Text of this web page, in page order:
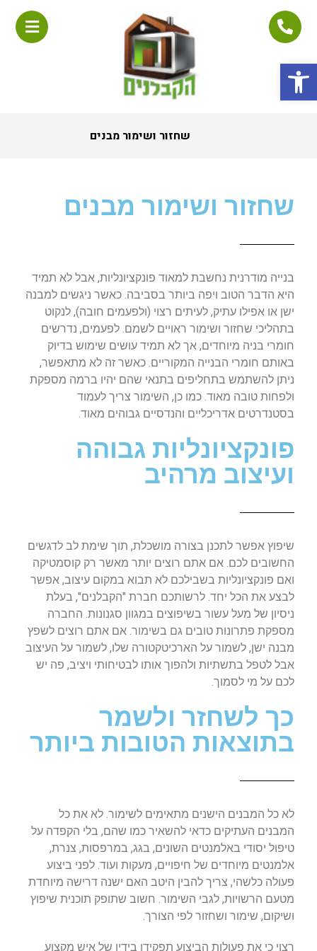
פתח סרגל נגישות
שחזור ושימור מבנים
שחזור ושימור מבנים
בנייה מודרנית נחשבת למאוד פונקציונליות, אבל לא תמיד
היא הדבר הטוב ויפה ביותר בסביבה. כאשר ניגשים למבנה
ישן או אפילו עתיק, לעיתים רצוי (ולפעמים חובה), לנקוט
בתהליכי שחזור ושימור ראויים לשמם. לפעמים, נדרשים
חומרי בניה מיוחדים, אך לא תמיד עושים שימוש בדיוק
באותם חומרי הבנייה המקוריים. כאשר זה לא מתאפשר,
ניתן להשתמש בתחליפים בתנאי שהם יהיו ברמה מספקת
ולפחות טובה מאוד. כמו כן, השימור צריך לעמוד
בסטנדרטים אדריכליים והנדסיים גבוהים מאוד.
פונקציונליות גבוהה
ועיצוב מרהיב
שיפוץ אפשר לתכנן בצורה מושכלת, תוך שימת לב לדגשים
החשובים לכם. אם אתם רוצים יותר מאשר רק קוסמטיקה
ואם פונקציונליות בשבילכם לא תבוא במקום עיצוב, אפשר
לבצע את הכל יחד. לרשותכם חברת "הקבלנים", בעלת
ניסיון של מעל עשור בשיפוצים במגוון סגנונות. החברה
מספקת פתרונות טובים גם בשימור. אם אתם רוצים לשפץ
מבנה ישן, לשמור על הארכיטקטורה שלו, לשמור על העיצוב
אבל לטפל בתשתיות ולהפוך אותו לבטיחותי ויציב, פה יש
לכם על מי לסמוך.
כך לשחזר ולשמר
בתוצאות הטובות ביותר
לא כל המבנים הישנים מתאימים לשימור. לא את כל
המבנים העתיקים כדאי להשאיר כמו שהם, בלי הקפדה על
טיפול יסודי באלמנטים השונים, בגג, במרפסות, צנרת,
אלמנטים מיוחדים של חיפויים, מעקות ועוד. לפני ביצוע
פעולה כלשהי, צריך להבין היטב האם ישנה דרישה מיוחדת
מטעם הרשויות, לגבי השימור. חשוב שתופק תוכנית שיפוץ
ושיקום, שימור ושחזור לפי הצורך.
רצוי כי את פעולות הביצוע תפקידו בידיו של איש מקצוע